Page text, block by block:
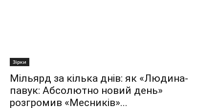
Зірки
Мільярд за кілька днів: як «Людина-
павук: Абсолютно новий день»
розгромив «Месників»...